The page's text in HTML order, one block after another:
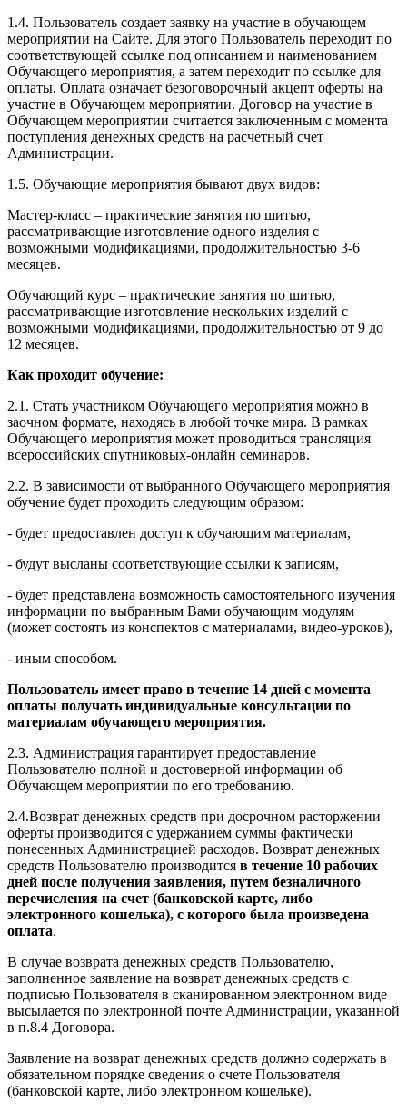
1.4. Пользователь создает заявку на участие в обучающем
мероприятии на Сайте. Для этого Пользователь переходит по
соответствующей ссылке под описанием и наименованием
Обучающего мероприятия, а затем переходит по ссылке для
оплаты. Оплата означает безоговорочный акцепт оферты на
участие в Обучающем мероприятии. Договор на участие в
Обучающем мероприятии считается заключенным с момента
поступления денежных средств на расчетный счет
Администрации.
1.5. Обучающие мероприятия бывают двух видов:
Мастер-класс – практические занятия по шитью,
рассматривающие изготовление одного изделия с
возможными модификациями, продолжительностью 3-6
месяцев.
Обучающий курс – практические занятия по шитью,
рассматривающие изготовление нескольких изделий с
возможными модификациями, продолжительностью от 9 до
12 месяцев.
Как проходит обучение:
2.1. Стать участником Обучающего мероприятия можно в
заочном формате, находясь в любой точке мира. В рамках
Обучающего мероприятия может проводиться трансляция
всероссийских спутниковых-онлайн семинаров.
2.2. В зависимости от выбранного Обучающего мероприятия
обучение будет проходить следующим образом:
- будет предоставлен доступ к обучающим материалам,
- будут высланы соответствующие ссылки к записям,
- будет представлена возможность самостоятельного изучения
информации по выбранным Вами обучающим модулям
(может состоять из конспектов с материалами, видео-уроков),
- иным способом.
Пользователь имеет право в течение 14 дней с момента
оплаты получать индивидуальные консультации по
материалам обучающего мероприятия.
2.3. Администрация гарантирует предоставление
Пользователю полной и достоверной информации об
Обучающем мероприятии по его требованию.
2.4.Возврат денежных средств при досрочном расторжении
оферты производится с удержанием суммы фактически
понесенных Администрацией расходов. Возврат денежных
средств Пользователю производится в течение 10 рабочих
дней после получения заявления, путем безналичного
перечисления на счет (банковской карте, либо
электронного кошелька), с которого была произведена
оплата.
В случае возврата денежных средств Пользователю,
заполненное заявление на возврат денежных средств с
подписью Пользователя в сканированном электронном виде
высылается по электронной почте Администрации, указанной
в п.8.4 Договора.
Заявление на возврат денежных средств должно содержать в
обязательном порядке сведения о счете Пользователя
(банковской карте, либо электронном кошельке).